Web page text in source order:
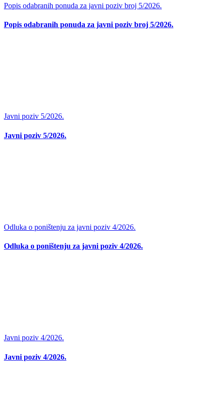
Popis odabranih ponuda za javni poziv broj 5/2026.
Popis odabranih ponuda za javni poziv broj 5/2026.
Javni poziv 5/2026.
Javni poziv 5/2026.
Odluka o poništenju za javni poziv 4/2026.
Odluka o poništenju za javni poziv 4/2026.
Javni poziv 4/2026.
Javni poziv 4/2026.